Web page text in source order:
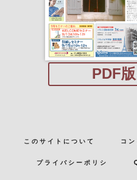
PDF
このサイトについて コン
プライバシーポリシ